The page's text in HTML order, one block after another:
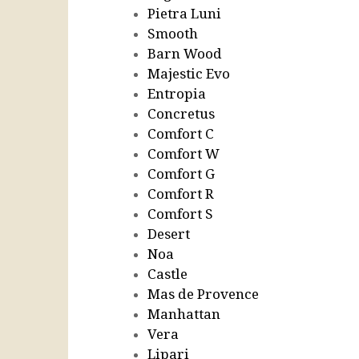
Pietra Luni
Smooth
Barn Wood
Majestic Evo
Entropia
Concretus
Comfort C
Comfort W
Comfort G
Comfort R
Comfort S
Desert
Noa
Castle
Mas de Provence
Manhattan
Vera
Lipari